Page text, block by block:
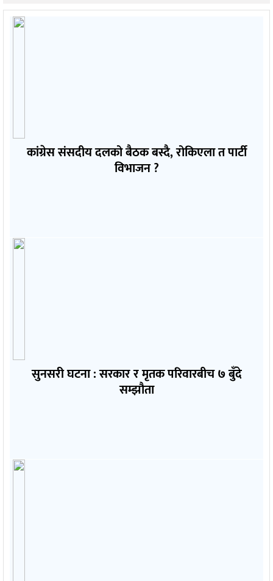
कांग्रेस संसदीय दलको बैठक बस्दै, रोकिएला त पार्टी
विभाजन ?
सुनसरी घटना : सरकार र मृतक परिवारबीच ७ बुँदे
सम्झौता